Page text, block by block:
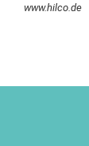
www.hilco.de